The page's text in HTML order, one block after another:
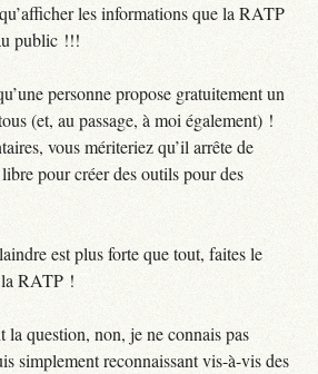
les informations que la RATP
public !!!
personne propose gratuitement un
(et, au passage, à moi également) !
vous mériteriez qu’il arrête de
pour créer des outils pour des
est plus forte que tout, faites le
la RATP !
la question, non, je ne connais pas
simplement reconnaissant vis-à-vis des